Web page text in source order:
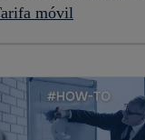
móvil